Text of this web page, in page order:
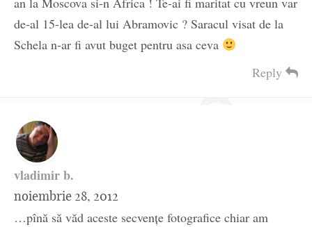
de-al 15-lea de-al lui Abramovic ? Saracul visat de la
Schela n-ar fi avut buget pentru asa ceva
Reply
vladimir b.
noiembrie 28, 2012
…pînă să văd aceste secvenţe fotografice chiar am